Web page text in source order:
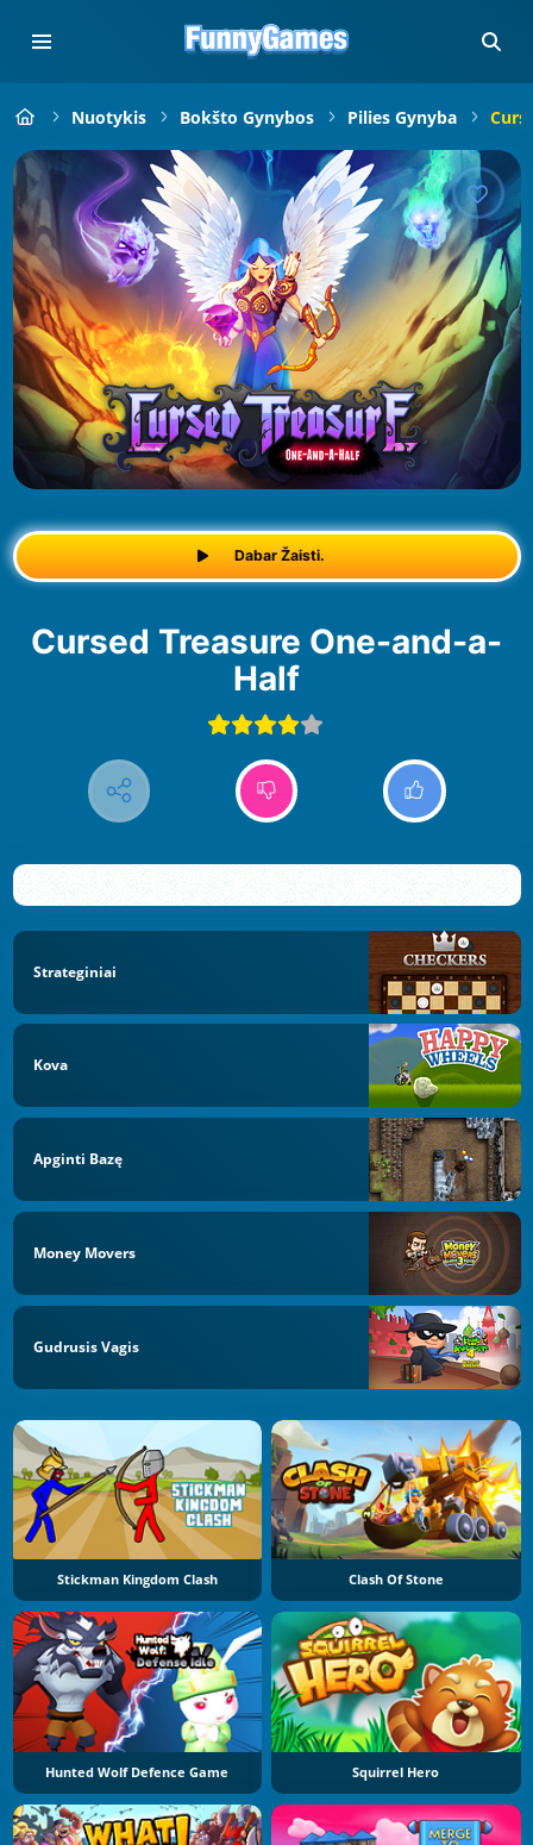
Nuotykis Bokšto Gynybos Pilies Gynyba
Dabar Žaisti.
Cursed Treasure One-and-a-
Half
Strateginiai
Kova
Apginti Bazę
Money Movers
Gudrusis Vagis
Stickman Kingdom Clash Clash Of Stone
Hunted Wolf Defence Game Squirrel Hero